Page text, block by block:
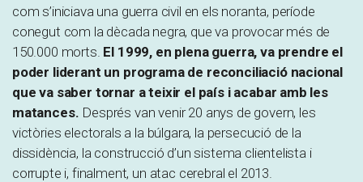
com s’iniciava una guerra civil en els noranta, període
conegut com la dècada negra, que va provocar més de
150.000 morts. El 1999, en plena guerra, va prendre el
poder liderant un programa de reconciliació nacional
que va saber tornar a teixir el país i acabar amb les
matances. Després van venir 20 anys de govern, les
victòries electorals a la búlgara, la persecució de la
dissidència, la construcció d’un sistema clientelista i
corrupte i, finalment, un atac cerebral el 2013.